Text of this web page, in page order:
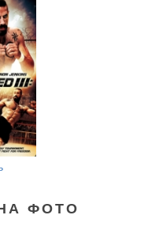
ФОТО